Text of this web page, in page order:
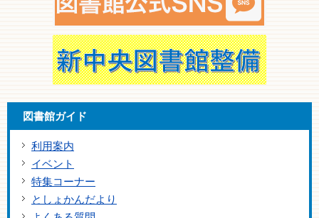
図書館ガイド
利用案内
イベント
特集コーナー
としょかんだより